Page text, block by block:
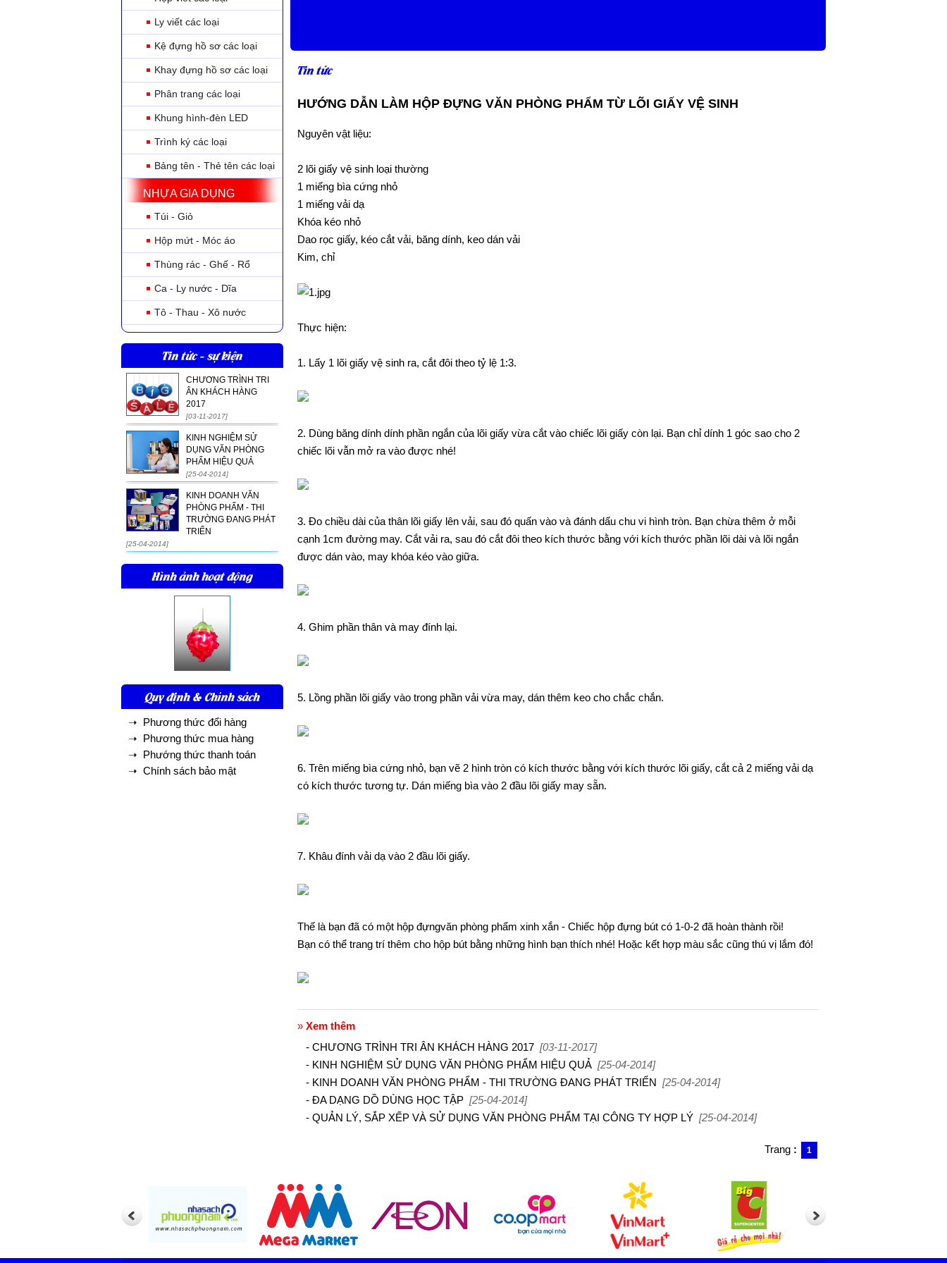
Ly viết các loại
Kệ đựng hồ sơ các loại
Khay đựng hồ sơ các loại
Phân trang các loại
Khung hình-đèn LED
Trình ký các loại
Bảng tên - Thẻ tên các loại
NHỰA GIA DỤNG
Túi - Giỏ
Hộp mứt - Móc áo
Thùng rác - Ghế - Rổ
Ca - Ly nước - Dĩa
Tô - Thau - Xô nước
Tin tức - sự kiện
CHƯƠNG TRÌNH TRI
ÂN KHÁCH HÀNG
2017
[03-11-2017]
KINH NGHIỆM SỬ
DỤNG VĂN PHÒNG
PHẨM HIỆU QUẢ
[25-04-2014]
KINH DOANH VĂN
PHÒNG PHẨM - THI
TRƯỜNG ĐANG PHÁT
TRIỂN
[25-04-2014]
Hình ảnh hoạt động
Quy định & Chính sách
➝ Phương thức đổi hàng
➝ Phương thức mua hàng
➝ Phướng thức thanh toán
➝ Chính sách bảo mật
Tin tức
HƯỚNG DẪN LÀM HỘP ĐỰNG VĂN PHÒNG PHẨM TỪ LÕI GIẤY VỆ SINH
Nguyên vật liệu:
2 lõi giấy vệ sinh loại thường
1 miếng bìa cứng nhỏ
1 miếng vải dạ
Khóa kéo nhỏ
Dao rọc giấy, kéo cắt vải, băng dính, keo dán vải
Kim, chỉ
Thực hiện:
1. Lấy 1 lõi giấy vệ sinh ra, cắt đôi theo tỷ lệ 1:3.
2. Dùng băng dính dính phần ngắn của lõi giấy vừa cắt vào chiếc lõi giấy còn lại. Bạn chỉ dính 1 góc sao cho 2
chiếc lõi vẫn mở ra vào được nhé!
3. Đo chiều dài của thân lõi giấy lên vải, sau đó quấn vào và đánh dấu chu vi hình tròn. Bạn chừa thêm ở mỗi
cạnh 1cm đường may. Cắt vải ra, sau đó cắt đôi theo kích thước bằng với kích thước phần lõi dài và lõi ngắn
được dán vào, may khóa kéo vào giữa.
4. Ghim phần thân và may đính lại.
5. Lồng phần lõi giấy vào trong phần vải vừa may, dán thêm keo cho chắc chắn.
6. Trên miếng bìa cứng nhỏ, bạn vẽ 2 hình tròn có kích thước bằng với kích thước lõi giấy, cắt cả 2 miếng vải dạ
có kích thước tương tự. Dán miếng bìa vào 2 đầu lõi giấy may sẵn.
7. Khâu đính vải dạ vào 2 đầu lõi giấy.
Thế là bạn đã có một hộp đựngvăn phòng phẩm xinh xắn - Chiếc hộp đựng bút có 1-0-2 đã hoàn thành rồi!
Bạn có thể trang trí thêm cho hộp bút bằng những hình bạn thích nhé! Hoặc kết hợp màu sắc cũng thú vị lắm đó!
» Xem thêm
- CHƯƠNG TRÌNH TRI ÂN KHÁCH HÀNG 2017 [03-11-2017]
- KINH NGHIỆM SỬ DỤNG VĂN PHÒNG PHẨM HIỆU QUẢ [25-04-2014]
- KINH DOANH VĂN PHÒNG PHẨM - THI TRƯỜNG ĐANG PHÁT TRIỂN [25-04-2014]
- ĐA DẠNG DỒ DÙNG HỌC TẬP [25-04-2014]
- QUẢN LÝ, SẮP XẾP VÀ SỬ DỤNG VĂN PHÒNG PHẨM TẠI CÔNG TY HỢP LÝ [25-04-2014]
Trang : 1